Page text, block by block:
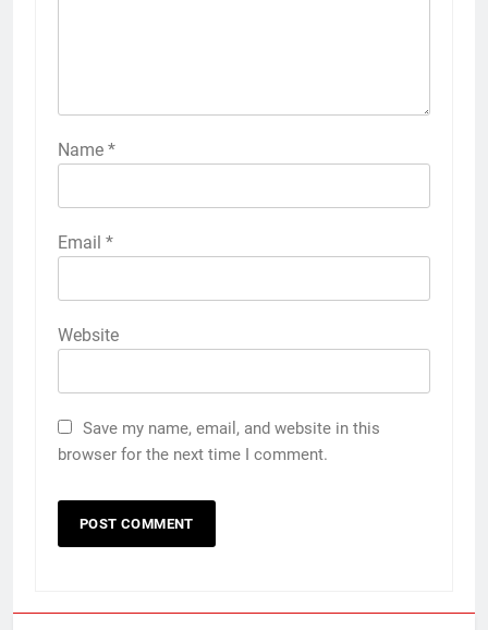
Name *
Email *
Website
Save my name, email, and website in this
browser for the next time I comment.